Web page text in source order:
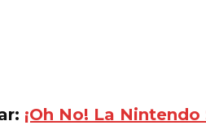
¡Oh No! La